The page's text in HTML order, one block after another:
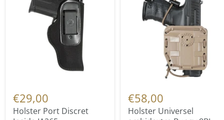
€29,00
Holster Port Discret
€58,00
Holster Universel